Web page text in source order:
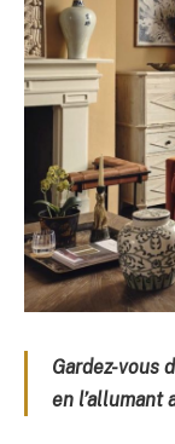
Gardez-vous
en l’allumant